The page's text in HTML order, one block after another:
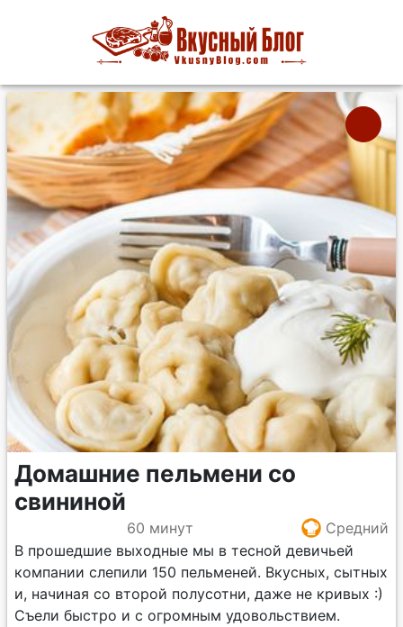
Домашние пельмени со
свининой
60 минут
Средний
В прошедшие выходные мы в тесной девичьей
компании слепили 150 пельменей. Вкусных, сытных
и, начиная со второй полусотни, даже не кривых :)
Съели быстро и с огромным удовольствием.